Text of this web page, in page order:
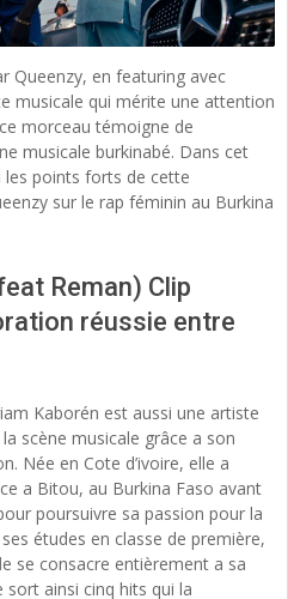
Queenzy, en featuring avec
musicale qui mérite une attention
morceau témoigne de
musicale burkinabé. Dans cet
les points forts de cette
sur le rap féminin au Burkina
Reman) Clip
réussie entre
Kaborén est aussi une artiste
scène musicale grâce a son
Née en Cote d’ivoire, elle a
a Bitou, au Burkina Faso avant
poursuivre sa passion pour la
études en classe de première,
se consacre entièrement a sa
sort ainsi cinq hits qui la